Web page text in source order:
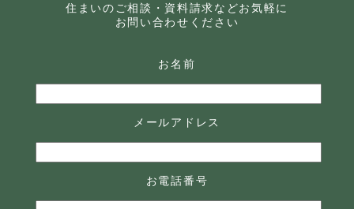
住まいのご相談・資料請求などお気軽に
お問い合わせください
お名前
メールアドレス
お電話番号